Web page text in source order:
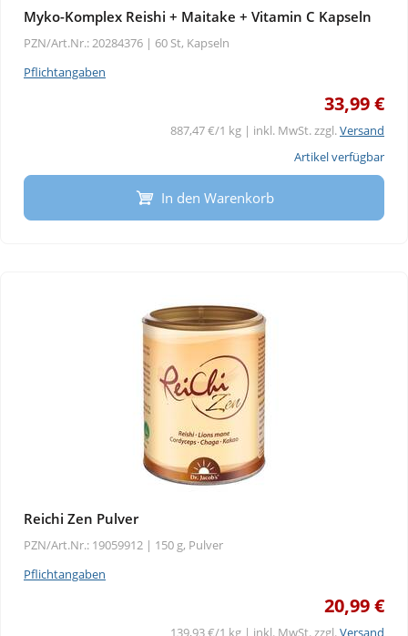
Myko-Komplex Reishi + Maitake + Vitamin C Kapseln
PZN/Art.Nr.: 20284376 | 60 St, Kapseln
Pflichtangaben
33,99 €
887,47 €/1 kg | inkl. MwSt. zzgl.Versand
Artikel verfügbar
In den Warenkorb
Reichi Zen Pulver
PZN/Art.Nr.: 19059912 | 150 g, Pulver
Pflichtangaben
20,99 €
139,93 €/1 kg | inkl. MwSt. zzgl. Versand